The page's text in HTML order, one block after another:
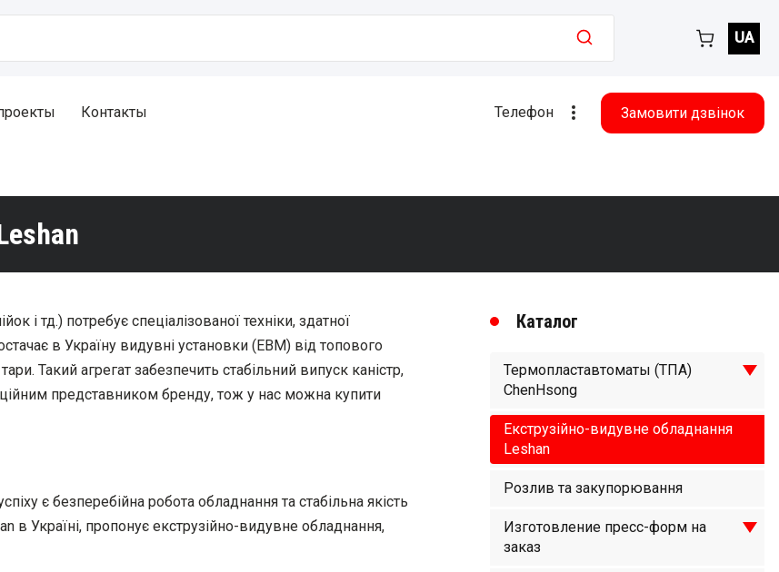
UA
Контакты Телефон Замовити дзвінок
і тд.) потребує спеціалізованої техніки, здатної
в Україну видувні установки (ЕВМ) від топового
Такий агрегат забезпечить стабільний випуск каністр,
представником бренду, тож у нас можна купити
є безперебійна робота обладнання та стабільна якість
Україні, пропонує екструзійно-видувне обладнання,
Каталог
Термопластавтоматы (ТПА)
ChenHsong
Екструзійно-видувне обладнання
Leshan
Розлив та закупорювання
Изготовление пресс-форм на
заказ